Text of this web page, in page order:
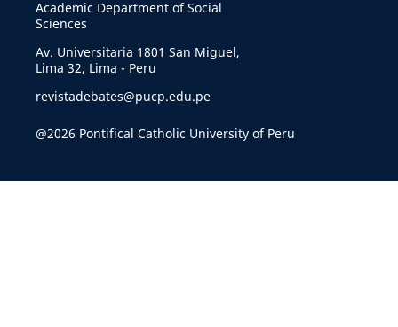
Academic Department of Social
Sciences
Av. Universitaria 1801 San Miguel,
Lima 32, Lima - Peru
revistadebates@pucp.edu.pe
@2026 Pontifical Catholic University of Peru